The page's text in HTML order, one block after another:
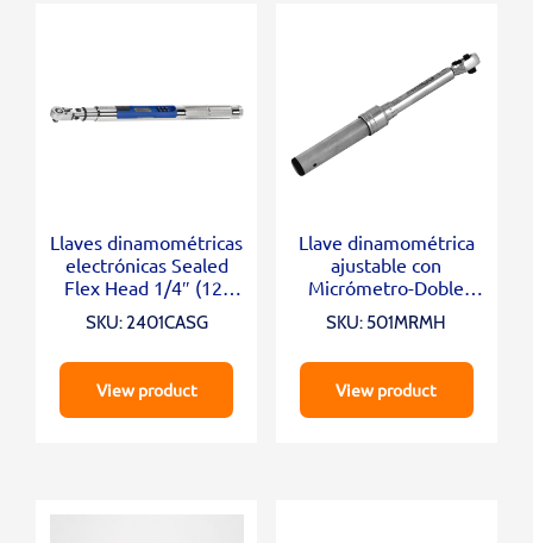
Llaves dinamométricas
electrónicas Sealed
Flex Head 1/4″ (12-
SKU: 2401CASG
View product
Llave dinamométrica
ajustable con
Micrómetro-Doble
Lb)
SKU: 501MRMH
View product